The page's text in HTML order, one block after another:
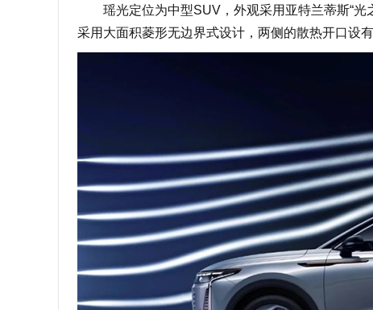
瑶光定位为中型SUV，外观采用亚特兰蒂斯“光
采用大面积菱形无边界式设计，两侧的散热开口设